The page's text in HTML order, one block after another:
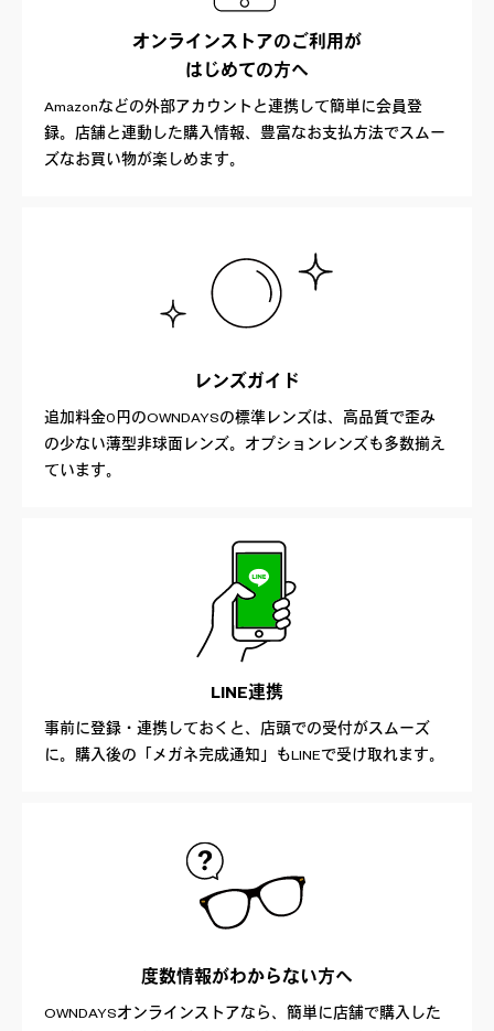
オンラインストアのご利用が
はじめての方へ
Amazonなどの外部アカウントと連携して簡単に会員登
録。店舗と連動した購入情報、豊富なお支払方法でスムー
ズなお買い物が楽しめます。
レンズガイド
追加料金0円のOWNDAYSの標準レンズは、高品質で歪み
の少ない薄型非球面レンズ。オプションレンズも多数揃え
ています。
LINE連携
事前に登録・連携しておくと、店頭での受付がスムーズ
に。購入後の「メガネ完成通知」もLINEで受け取れます。
度数情報がわからない方へ
OWNDAYSオンラインストアなら、簡単に店舗で購入した